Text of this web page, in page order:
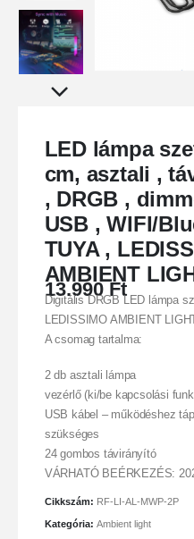
LED lámpa
cm, asztali ,
, DRGB ,
USB , WIFI/
TUYA ,
AMBIENT
13.990Ft
Digitális DRGB LED lámpa
LEDISSIMO AMBIENT
A csomag tartalma:
2 db asztali lámpa
vezérlő (ki/be kapcsolási
USB kábel – működéshez
szükséges
24 gombos távirányító
VÁRHATÓ BEÉRKEZÉS:
Cikkszám: RF-LI-AL-MWP-2P
Kategória: Ambient light